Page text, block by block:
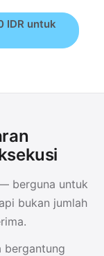
IDR untuk
berguna untuk
bukan jumlah
bergantung